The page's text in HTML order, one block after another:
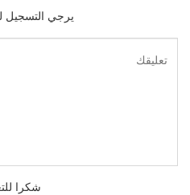
يرجي التسجيل
شكرا